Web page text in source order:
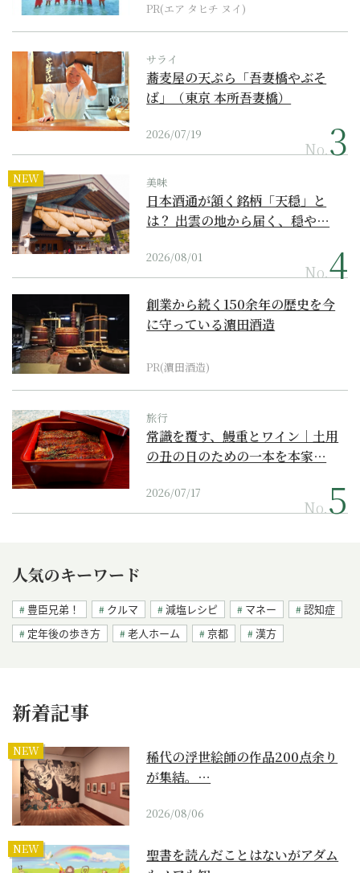
PR(エア タヒチ ヌイ)
サライ
蕎麦屋の天ぷら「吾妻橋やぶそ
ば」（東京 本所吾妻橋）
2026/07/19
No.
NEW 美味
日本酒通が頷く銘柄「天穏」と
は？ 出雲の地から届く、穏や…
2026/08/01
No.
創業から続く150余年の歴史を今
に守っている濵田酒造
PR(濵田酒造)
旅行
常識を覆す、鰻重とワイン｜土用
の丑の日のための一本を本家…
2026/07/17
No.
人気のキーワード
豊臣兄弟！ クルマ 減塩レシピ マネー
認知症
定年後の歩き方
老人ホーム 京都 漢方
新着記事
NEW
稀代の浮世絵師の作品200点余り
が集結。…
2026/08/06
NEW
聖書を読んだことはないがアダム